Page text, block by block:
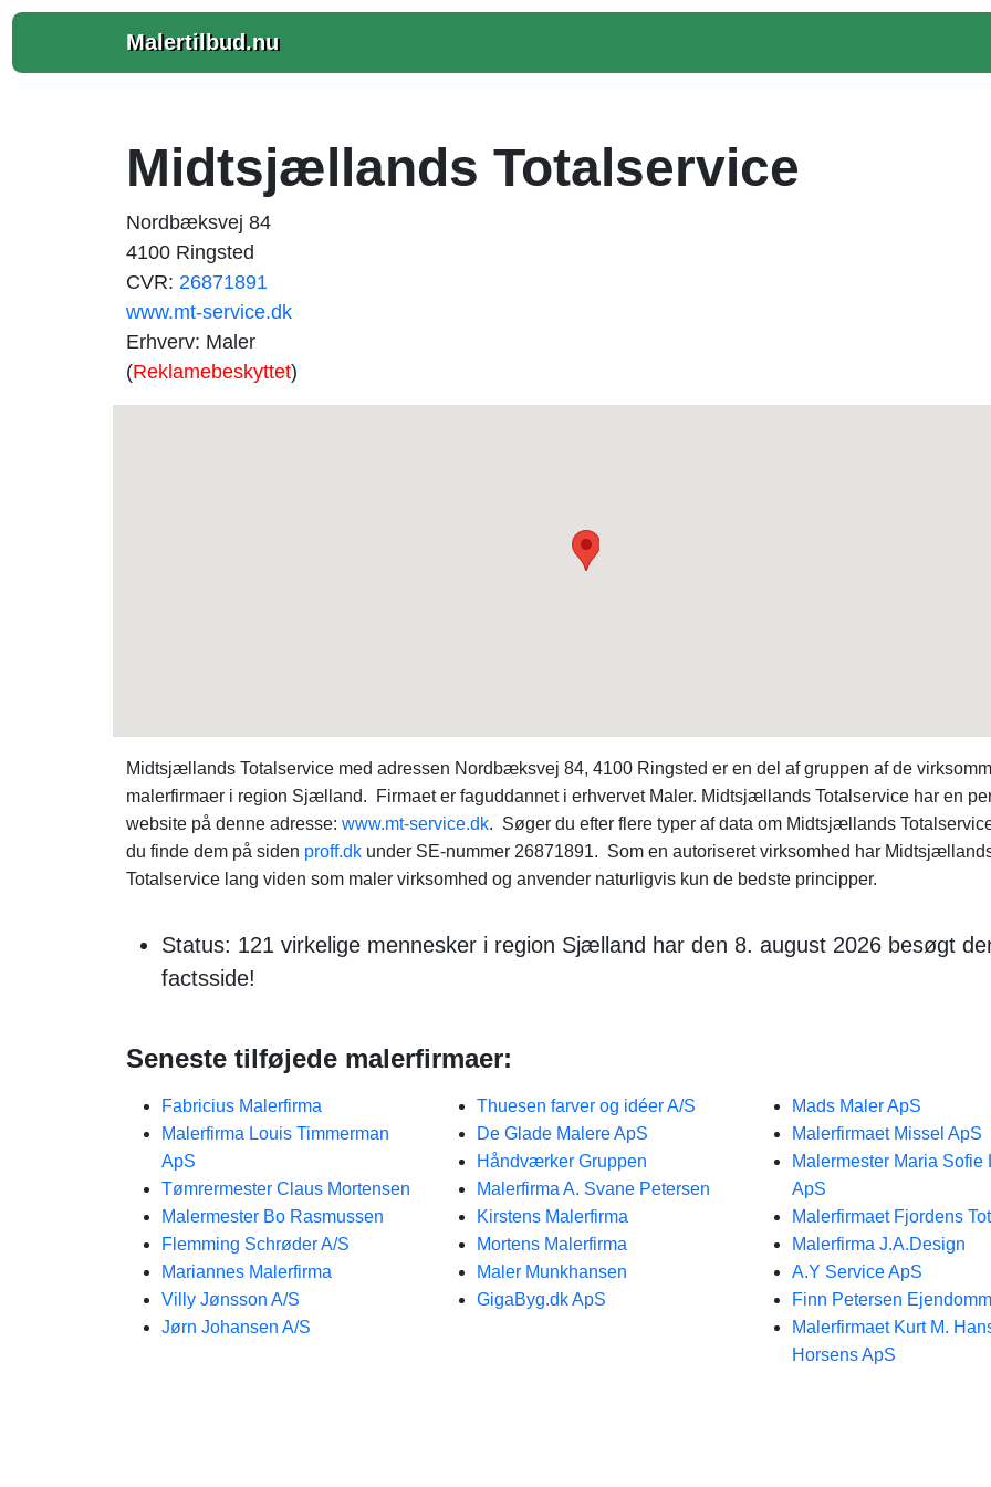
Malertilbud.nu
Midtsjællands Totalservice
Nordbæksvej 84
4100 Ringsted
CVR: 26871891
www.mt-service.dk
Erhverv: Maler
(Reklamebeskyttet)
Midtsjællands Totalservice med adressen Nordbæksvej 84, 4100 Ringsted er en del af gruppen af de
malerfirmaer i region Sjælland. Firmaet er faguddannet i erhvervet Maler. Midtsjællands Totalservice har en
website på denne adresse: www.mt-service.dk. Søger du efter flere typer af data om Midtsjællands
du finde dem på siden proff.dk under SE-nummer 26871891. Som en autoriseret virksomhed har
Totalservice lang viden som maler virksomhed og anvender naturligvis kun de bedste principper.
Status: 121 virkelige mennesker i region Sjælland har den 8. august 2026 besøgt
factsside!
Seneste tilføjede malerfirmaer:
Fabricius Malerfirma
Malerfirma Louis Timmerman
ApS
Tømrermester Claus Mortensen
Malermester Bo Rasmussen
Flemming Schrøder A/S
Mariannes Malerfirma
Villy Jønsson A/S
Jørn Johansen A/S
Thuesen farver og idéer A/S
De Glade Malere ApS
Håndværker Gruppen
Malerfirma A. Svane Petersen
Kirstens Malerfirma
Mortens Malerfirma
Maler Munkhansen
GigaByg.dk ApS
Mads Maler ApS
Malerfirmaet Missel ApS
Malermester Maria Sofie
ApS
Malerfirmaet Fjordens
Malerfirma J.A.Design
A.Y Service ApS
Finn Petersen
Malerfirmaet Kurt M.
Horsens ApS